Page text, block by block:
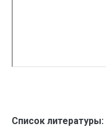
Список литературы: